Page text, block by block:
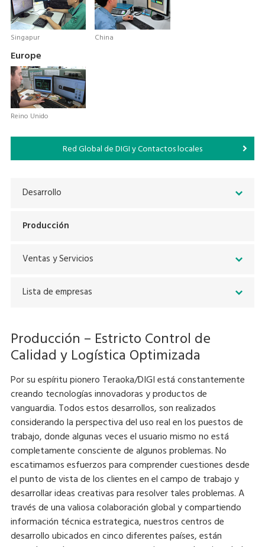
Singapur China
Europe
Reino Unido
Red Global de DIGI y Contactos locales
Desarrollo
Producción
Ventas y Servicios
Lista de empresas
Producción – Estricto Control de
Calidad y Logística Optimizada
Por su espíritu pionero Teraoka/DIGI está constantemente
creando tecnologías innovadoras y productos de
vanguardia. Todos estos desarrollos, son realizados
considerando la perspectiva del uso real en los puestos de
trabajo, donde algunas veces el usuario mismo no está
completamente consciente de algunos problemas. No
escatimamos esfuerzos para comprender cuestiones desde
el punto de vista de los clientes en el campo de trabajo y
desarrollar ideas creativas para resolver tales problemas. A
través de una valiosa colaboración global y compartiendo
información técnica estrategica, nuestros centros de
desarrollo ubicados en cinco diferentes países, están